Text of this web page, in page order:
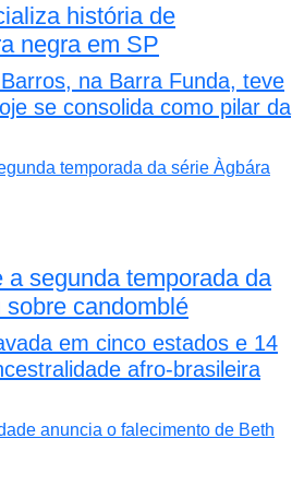
história de
negra em SP
na Barra Funda, teve
se consolida como pilar da
a segunda temporada da
candomblé
em cinco estados e 14
afro-brasileira